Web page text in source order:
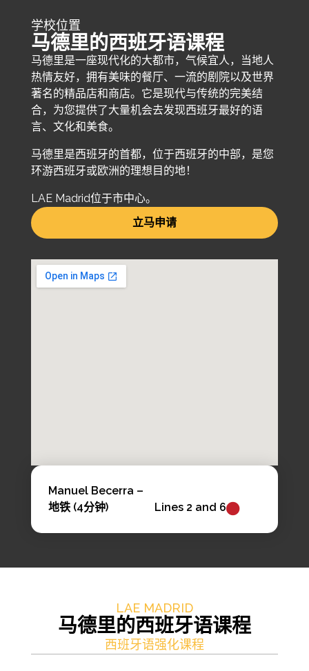
学校位置
马德里的西班牙语课程
马德里是一座现代化的大都市，气候宜人，当地人
热情友好，拥有美味的餐厅、一流的剧院以及世界
著名的精品店和商店。它是现代与传统的完美结
合，为您提供了大量机会去发现西班牙最好的语
言、文化和美食。
马德里是西班牙的首都，位于西班牙的中部，是您
环游西班牙或欧洲的理想目的地！
LAE Madrid位于市中心。
立马申请
Manuel Becerra –
地铁 (4分钟)
Lines 2 and 6
LAE MADRID
马德里的西班牙语课程
西班牙语强化课程